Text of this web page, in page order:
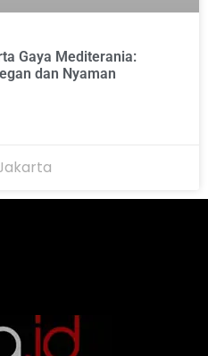
Gaya Mediterania:
dan Nyaman